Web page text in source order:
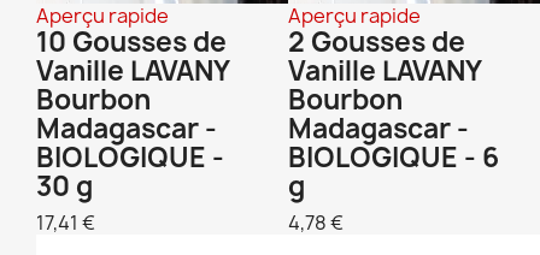
Aperçu rapide
10 Gousses de
Vanille LAVANY
Bourbon
Madagascar -
BIOLOGIQUE -
30 g
17,41 €
Aperçu rapide
2 Gousses de
Vanille LAVANY
Bourbon
Madagascar -
BIOLOGIQUE - 6
g
4,78 €